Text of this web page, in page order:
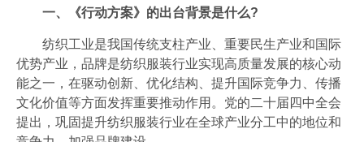
一、《行动方案》的出台背景是什么?
纺织工业是我国传统支柱产业、重要民生产业和国际
优势产业，品牌是纺织服装行业实现高质量发展的核心动
能之一，在驱动创新、优化结构、提升国际竞争力、传播
文化价值等方面发挥重要推动作用。党的二十届四中全会
提出，巩固提升纺织服装行业在全球产业分工中的地位和